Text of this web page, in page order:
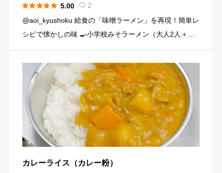
 5.00  2
@aoi_kyushoku 給食の「味噌ラーメン」を再現！簡単レ
シピで懐かしの味 🍳小学校みそラーメン（大人2人＋子
ャベツ…2枚（100g） もやし…1/3袋 […]
カレーライス（カレー粉）